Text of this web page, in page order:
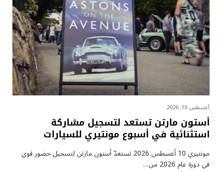
أغسطس 10, 2026
أستون مارتن تستعد لتسجيل مشاركة
استثنائية في أسبوع مونتيري للسيارات
مونتيري 10 أغسطس 2026 تستعدّ أستون مارتن لتسجيل حضور قوي
في دورة عام 2026 من…